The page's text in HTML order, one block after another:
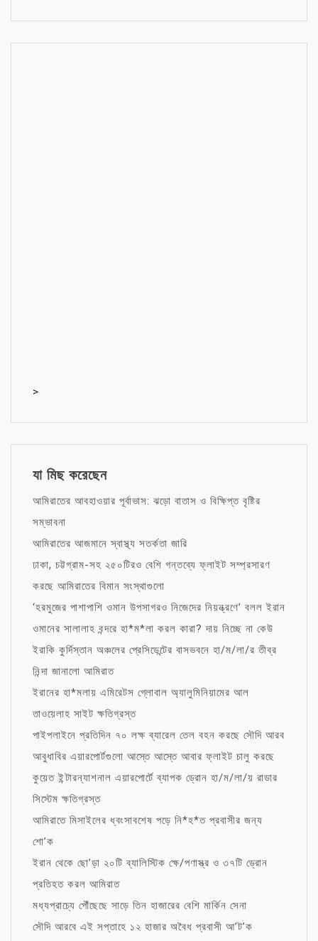
>
যা মিছ করেছেন
আমিরাতের আবহাওয়ার পূর্বাভাস: ঝড়ো বাতাস ও বিক্ষিপ্ত বৃষ্টির
সম্ভাবনা
আমিরাতের আজমানে স্বাস্থ্য সতর্কতা জারি
ঢাকা, চট্টগ্রাম-সহ ২৫০টিরও বেশি গন্তব্যে ফ্লাইট সম্প্রসারণ
করছে আমিরাতের বিমান সংস্থাগুলো
‘হরমুজের পাশাপাশি ওমান উপসাগরও নিজেদের নিয়ন্ত্রণে’ বলল ইরান
ওমানের সালালাহ বন্দরে হা*ম*লা করল কারা? দায় নিচ্ছে না কেউ
ইরাকি কুর্দিস্তান অঞ্চলের প্রেসিডেন্টের বাসভবনে হা/ম/লা/র তীব্র
নিন্দা জানালো আমিরাত
ইরানের হা*মলায় এমিরেটস গ্লোবাল অ্যালুমিনিয়ামের আল
তাওয়েলাহ সাইট ক্ষতিগ্রস্ত
পাইপলাইনে প্রতিদিন ৭০ লক্ষ ব্যারেল তেল বহন করছে সৌদি আরব
আবুধাবির এয়ারপোর্টগুলো আস্তে আস্তে আবার ফ্লাইট চালু করছে
কুয়েত ইন্টারন্যাশনাল এয়ারপোর্টে ব্যাপক ড্রোন হা/ম/লা/য় রাডার
সিস্টেম ক্ষতিগ্রস্ত
আমিরাতে মিসাইলের ধ্বংসাবশেষ পড়ে নি*হ*ত প্রবাসীর জন্য
শো’ক
ইরান থেকে ছো’ড়া ২০টি ব্যালিস্টিক ক্ষে/পণাস্ত্র ও ৩৭টি ড্রোন
প্রতিহত করল আমিরাত
মধ্যপ্রাচ্যে পৌঁছেছে সাড়ে তিন হাজারের বেশি মার্কিন সেনা
সৌদি আরবে এই সপ্তাহে ১২ হাজার অবৈধ প্রবাসী আ’ট’ক